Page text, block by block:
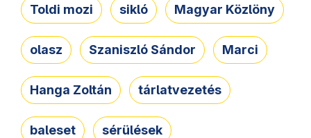
Toldi mozi sikló Magyar Közlöny
olasz Szaniszló Sándor Marci
Hanga Zoltán tárlatvezetés
baleset sérülések